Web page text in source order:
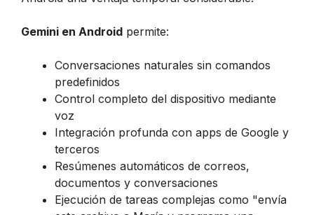
Gemini en Android permite:
Conversaciones naturales sin comandos
predefinidos
Control completo del dispositivo mediante
voz
Integración profunda con apps de Google y
terceros
Resúmenes automáticos de correos,
documentos y conversaciones
Ejecución de tareas complejas como "envía